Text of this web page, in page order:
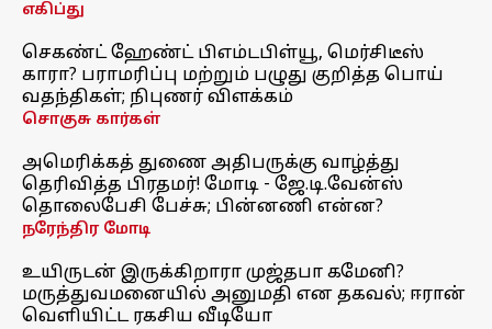
எகிப்து
செகண்ட் ஹேண்ட் பிஎம்டபிள்யூ, மெர்சிடீஸ்
காரா? பராமரிப்பு மற்றும் பழுது குறித்த பொய்
வதந்திகள்; நிபுணர் விளக்கம்
சொகுசு கார்கள்
அமெரிக்கத் துணை அதிபருக்கு வாழ்த்து
தெரிவித்த பிரதமர்! மோடி - ஜே.டி.வேன்ஸ்
தொலைபேசி பேச்சு; பின்னணி என்ன?
நரேந்திர மோடி
உயிருடன் இருக்கிறாரா முஜ்தபா கமேனி?
மருத்துவமனையில் அனுமதி என தகவல்; ஈரான்
வெளியிட்ட ரகசிய வீடியோ